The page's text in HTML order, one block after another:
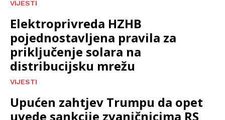
VIJESTI
Elektroprivreda HZHB
pojednostavljena pravila za
priključenje solara na
distribucijsku mrežu
VIJESTI
Upućen zahtjev Trumpu da opet
uvede sankcije zvaničnicima RS